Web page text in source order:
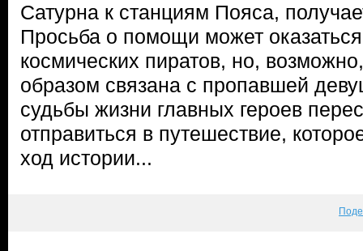
Сатурна к станциям Пояса,
Просьба о помощи может
космических пиратов, но,
образом связана с пропавшей
судьбы жизни главных героев
отправиться в путешествие,
ход истории...